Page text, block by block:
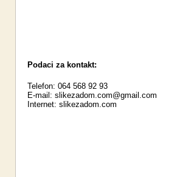
Podaci za kontakt:
Telefon: 064 568 92 93
E-mail: slikezadom.com@gmail.com
Internet: slikezadom.com